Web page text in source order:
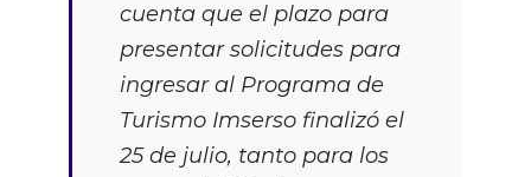
cuenta que el plazo para
presentar solicitudes para
ingresar al Programa de
Turismo Imserso finalizó el
25 de julio, tanto para los